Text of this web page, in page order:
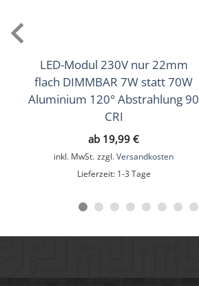
1800–3000K D2W (Dim-to-Warm)
Schutzklasse (IP)
Mittlere Lebensdauer
Nein
LED-Modul 230V nur 22mm
flach DIMMBAR 7W statt 70W
Aluminium 120° Abstrahlung 90
CRI
ab 19,99 €
inkl. MwSt. zzgl. Versandkosten
Lieferzeit: 1-3 Tage